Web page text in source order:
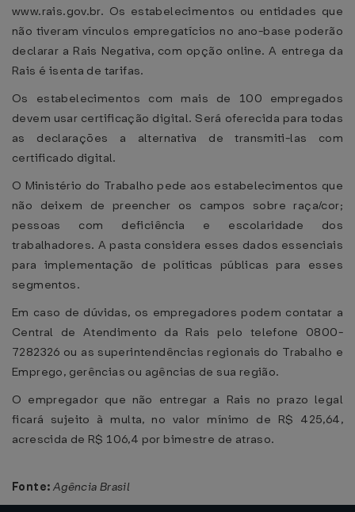
www.rais.gov.br. Os estabelecimentos ou entidades que
não tiveram vínculos empregatícios no ano-base poderão
declarar a Rais Negativa, com opção online. A entrega da
Rais é isenta de tarifas.
Os estabelecimentos com mais de 100 empregados
devem usar certificação digital. Será oferecida para todas
as declarações a alternativa de transmiti-las com
certificado digital.
O Ministério do Trabalho pede aos estabelecimentos que
não deixem de preencher os campos sobre raça/cor;
pessoas com deficiência e escolaridade dos
trabalhadores. A pasta considera esses dados essenciais
para implementação de políticas públicas para esses
segmentos.
Em caso de dúvidas, os empregadores podem contatar a
Central de Atendimento da Rais pelo telefone 0800-
7282326 ou as superintendências regionais do Trabalho e
Emprego, gerências ou agências de sua região.
O empregador que não entregar a Rais no prazo legal
ficará sujeito à multa, no valor mínimo de R$ 425,64,
acrescida de R$ 106,4 por bimestre de atraso.
Fonte: Agência Brasil